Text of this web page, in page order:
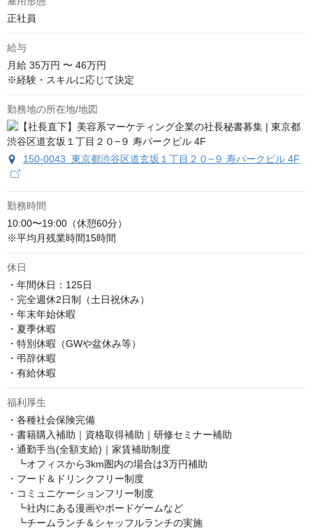
正社員
給与
月給 35万円 〜 46万円
※経験・スキルに応じて決定
勤務地の所在地/地図
150-0043 東京都渋谷区道玄坂１丁目２０−９ 寿パークビル 4F
勤務時間
10:00〜19:00（休憩60分）
※平均月残業時間15時間
休日
・年間休日：125日
・完全週休2日制（土日祝休み）
・年末年始休暇
・夏季休暇
・特別休暇（GWや盆休み等）
・弔辞休暇
・有給休暇
福利厚生
・各種社会保険完備
・書籍購入補助｜資格取得補助｜研修セミナー補助
・通勤手当(全額支給)｜家賃補助制度
┗オフィスから3km圏内の場合は3万円補助
・フード＆ドリンクフリー制度
・コミュニケーションフリー制度
┗社内にある漫画やボードゲームなど
┗チームランチ＆シャッフルランチの実施